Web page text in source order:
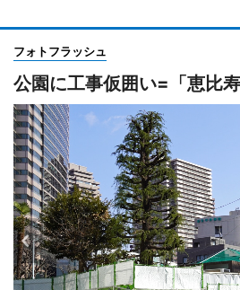
フォトフラッシュ
公園に工事仮囲い=「恵比